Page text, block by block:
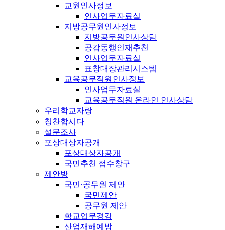
교원인사정보
인사업무자료실
지방공무원인사정보
지방공무원인사상담
공감동행인재추천
인사업무자료실
표창대장관리시스템
교육공무직원인사정보
인사업무자료실
교육공무직원 온라인 인사상담
우리학교자랑
칭찬합시다
설문조사
포상대상자공개
포상대상자공개
국민추천 접수창구
제안방
국민·공무원 제안
국민제안
공무원 제안
학교업무경감
산업재해예방